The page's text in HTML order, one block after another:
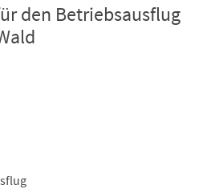
den Betriebsausflug